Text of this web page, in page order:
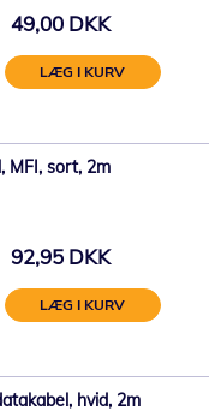
49,00 DKK
LÆG I KURV
MFI, sort, 2m
92,95 DKK
LÆG I KURV
hvid, 2m